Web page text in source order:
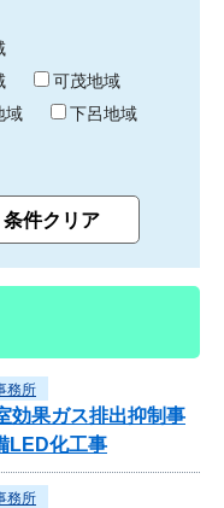
可茂地域
域
下呂地域
務所
効果ガス排出抑制事
LED化工事
務所